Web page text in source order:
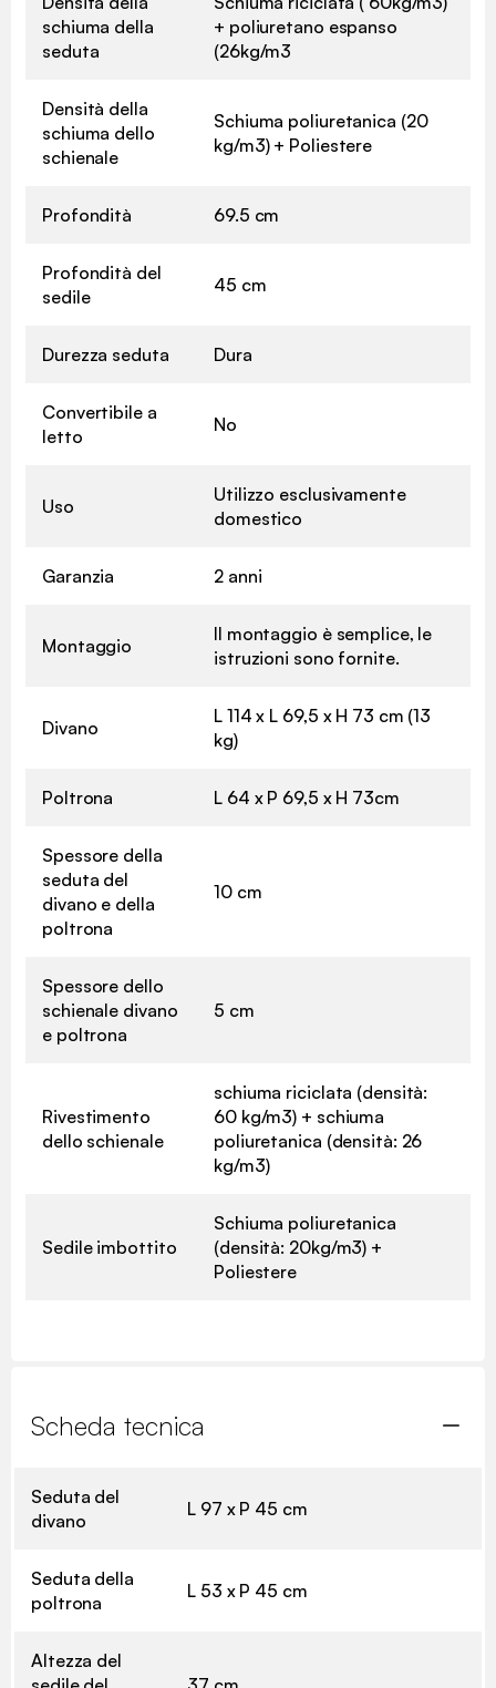
schiuma della
seduta
+ poliuretano espanso
(26kg/m3
Densità della
schiuma dello
schienale
Schiuma poliuretanica (20
kg/m3) + Poliestere
Profondità 69.5 cm
Profondità del
sedile
45 cm
Durezza seduta Dura
Convertibile a
letto
No
Uso
Utilizzo esclusivamente
domestico
Garanzia 2 anni
Montaggio
Il montaggio è semplice, le
istruzioni sono fornite.
Divano
L 114 x L 69,5 x H 73 cm (13
kg)
Poltrona L 64 x P 69,5 x H 73cm
Spessore della
seduta del
divano e della
poltrona
10 cm
Spessore dello
schienale divano
e poltrona
5 cm
Rivestimento
dello schienale
schiuma riciclata (densità:
60 kg/m3) + schiuma
poliuretanica (densità: 26
kg/m3)
Sedile imbottito
Schiuma poliuretanica
(densità: 20kg/m3) +
Poliestere
Scheda tecnica
Seduta del
divano
L 97 x P 45 cm
Seduta della
poltrona
L 53 x P 45 cm
Altezza del